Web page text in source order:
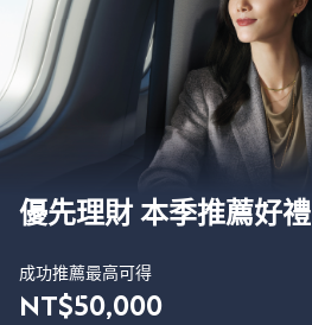
優先理財本季推薦好禮
成功推薦最高可得
NT$50,000